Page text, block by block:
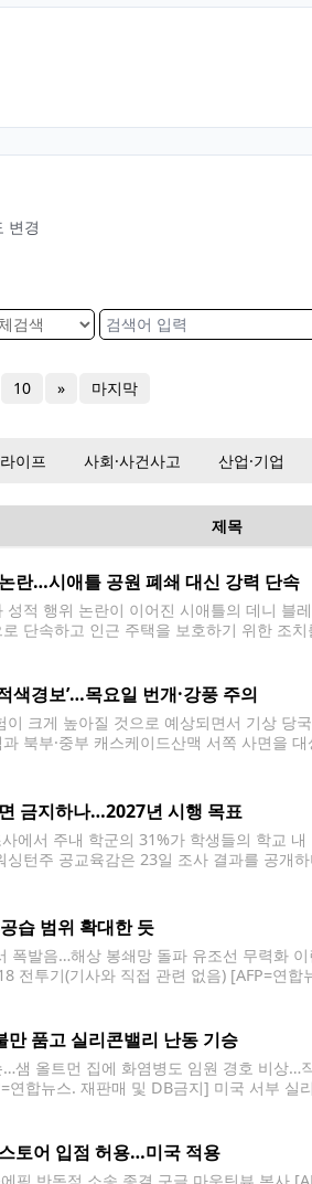
변경
10 » 마지막
이프 사회·사건사고 산업·기업
제목
란…시애틀 공원 폐쇄 대신 강력 단속
성적 행위 논란이 이어진 시애틀의 데니 블
단속하고 인근 주택을 보호하기 위한 조
색경보’…목요일 번개·강풍 주의
이 크게 높아질 것으로 예상되면서 기상
북부·중부 캐스케이드산맥 서쪽 사면을
금지하나…2027년 시행 목표
에서 주내 학군의 31%가 학생들의 학교
싱턴주 공교육감은 23일 조사 결과를 공개
습 범위 확대한 듯
폭발음…해상 봉쇄망 돌파 유조선 무력화
전투기(기사와 직접 관련 없음) [AFP=연
품고 실리콘밸리 난동 기승
샘 올트먼 집에 화염병도 임원 경호 비상…
연합뉴스. 재판매 및 DB금지] 미국 서부 실
토어 입점 허용…미국 적용
픽 반독점 소송 종결 구글 마운틴뷰 본사